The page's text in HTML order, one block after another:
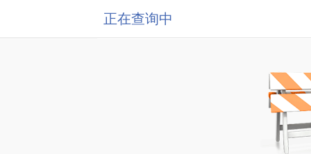
正在查询中